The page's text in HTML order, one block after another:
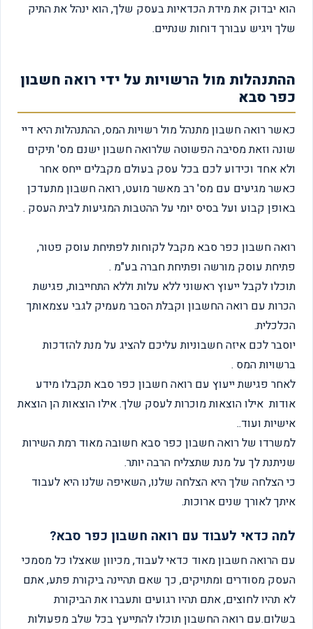
הוא יבדוק את מידת הכדאיות בעסק שלך, הוא ינהל את התיק
שלך ויגיש עבורך דוחות שנתיים.
ההתנהלות מול הרשויות על ידי רואה חשבון
כפר סבא
כאשר רואה חשבון מתנהל מול רשויות המס, ההתנהלות היא דיי
שונה וזאת מסיבה הפשוטה שלרואה חשבון ישנם מס' תיקים
ולא אחד וכידוע לכם בכל עסק בעולם מקבלים ייחס אחר
כאשר מגיעים עם מס' רב מאשר מועט, רואה חשבון מתעדכן
באופן קבוע ועל בסיס יומי על ההטבות המגיעות לבית העסק .
רואה חשבון כפר סבא מקבל לקוחות לפתיחת עוסק פטור,
פתיחת עוסק מורשה ופתיחת חברה בע"מ .
תוכלו לקבל ייעוץ ראשוני ללא עלות וללא התחייבות, פגישת
הכרות עם רואה החשבון וקבלת הסבר מעמיק לגבי עצמאותך
הכלכלית.
יוסבר לכם איזה חשבוניות עליכם להציג על מנת להזדכות
ברשויות המס .
לאחר פגישת ייעוץ עם רואה חשבון כפר סבא תקבלו מידע
אודות אילו הוצאות מוכרות לעסק שלך. אילו הוצאות הן הוצאת
אישיות ועוד..
למשרדו של רואה חשבון כפר סבא חשובה מאוד רמת השירות
שניתנת לך על מנת שתצליח הרבה יותר.
כי הצלחה שלך היא הצלחה שלנו, השאיפה שלנו היא לעבוד
איתך לאורך שנים ארוכות.
למה כדאי לעבוד עם רואה חשבון כפר סבא?
עם הרואה חשבון מאוד כדאי לעבוד, מכיוון שאצלו כל מסמכי
העסק מסודרים ומתויקים, כך שאם תהיינה ביקורת פתע, אתם
לא תהיו לחוצים, אתם תהיו רגועים ותעברו את הביקורת
בשלום.עם רואה החשבון תוכלו להתייעץ בכל שלב מפעולות